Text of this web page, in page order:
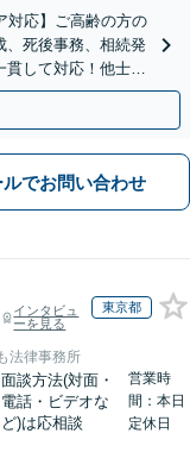
対応】ご高齢の方の
、死後事務、相続発
貫して対応！他士業
応】
ルでお問い合わせ
インタビュ
ーを見る
東京都
法律事務所
面談方法(対面・
電話・ビデオな
ど)は応相談
営業時
間：本日
定休日